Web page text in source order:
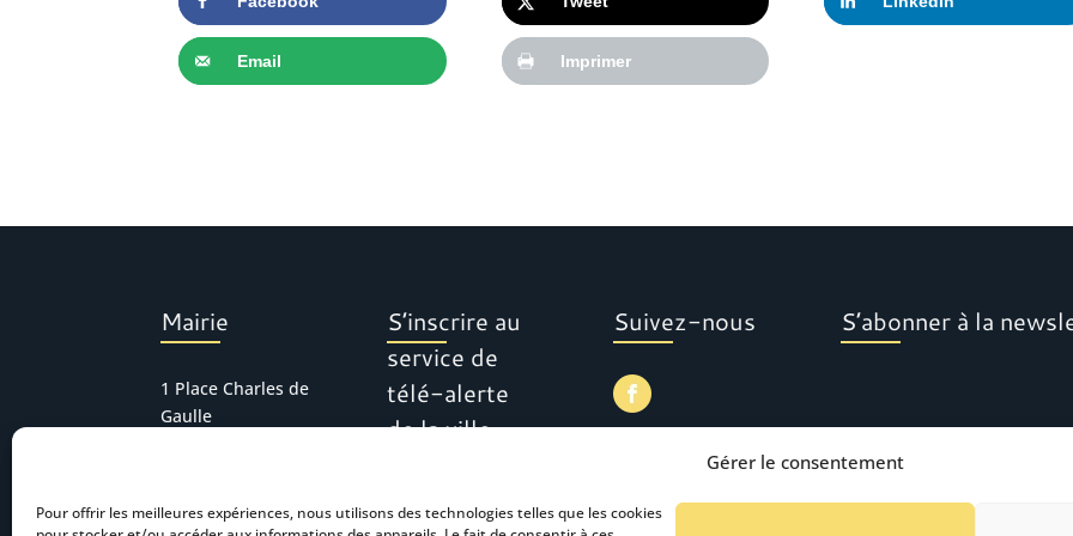
Gérer le consentement
Pour offrir les meilleures expériences, nous utilisons des technologies telles que les cookies
Email Imprimer
Mairie
1 Place Charles de
Gaulle
mairie.accueil@bel
S’inscrire au
service de
télé-alerte
de la ville
Suivez-nous S’abonner à la